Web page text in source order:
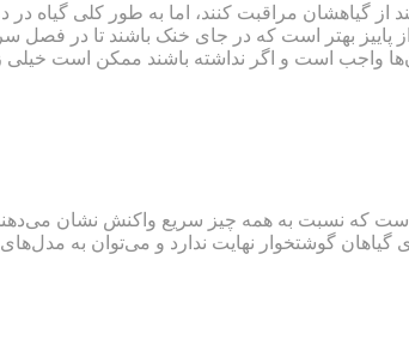
به راحتی بتوانند از گیاهشان مراقبت کنند، اما به
بهتر است که در جای خنک باشند تا در فصل
واجب است و اگر نداشته باشند ممکن است
که نسبت به همه چیز سریع واکنش نشان می‌دهند.
گوشتخوار نهایت ندارد و می‌توان به